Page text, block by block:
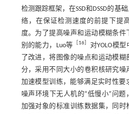
检测跟踪框架，在SSD和DSSD的基
络，在保证检测速度的前提下提
度。为了提高噪声和运动模糊条件
别的能力，Luo等 ［16］
对YOLO模
了改进，将图像的噪点和运动模
分，采用不同大小的卷积核研究噪
加速模型训练，能够满足实时性要
噪声环境下无人机的“低慢小”问
加强对象的标准训练数据集，同时